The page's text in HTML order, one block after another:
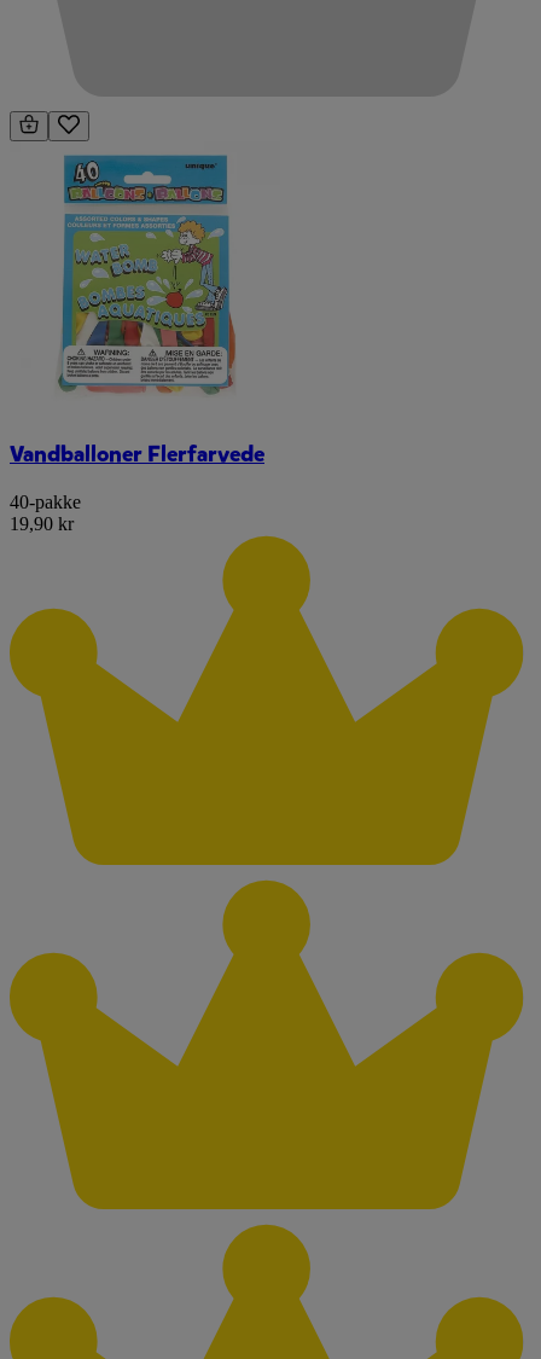
Vandballoner Flerfarvede
40-pakke
19,90 kr